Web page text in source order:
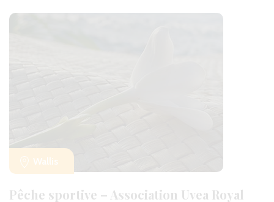
Wallis
Pêche sportive – Association Uvea Royal